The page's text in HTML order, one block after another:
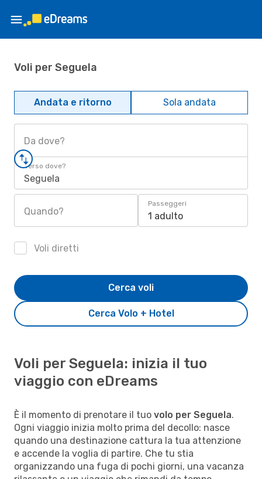
Voli per Seguela
Andata e ritorno Sola andata
Da dove?
Verso dove?
Seguela
Quando?
Passeggeri
1 adulto
Voli diretti
Cerca Volo + Hotel
Cerca voli
Voli per Seguela: inizia il tuo
viaggio con eDreams
È il momento di prenotare il tuo volo per Seguela.
Ogni viaggio inizia molto prima del decollo: nasce
quando una destinazione cattura la tua attenzione
e accende la voglia di partire. Che tu stia
organizzando una fuga di pochi giorni, una vacanza